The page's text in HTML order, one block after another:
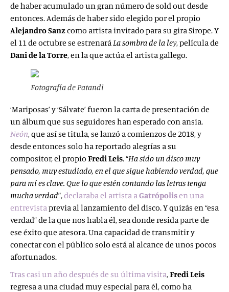
de haber acumulado un gran número de sold out desde
entonces. Además de haber sido elegido por el propio
Alejandro Sanzcomo artista invitado para su gira Sirope. Y
el 11 de octubre se estrenaráLa sombra de la ley, película de
Dani de la Torre, en la que actúa el artista gallego.
Fotografía de Patandi
‘Mariposas’ y ‘Sálvate’ fueron la carta de presentación de
un álbum que sus seguidores han esperado con ansia.
Neón, que así se titula, se lanzó a comienzos de 2018, y
desde entonces solo ha reportado alegrías a su
compositor, el propio Fredi Leis.“Ha sido un disco muy
pensado, muy estudiado, en el que sigue habiendo verdad, que
para mí es clave. Que lo que estén contando las letras tenga
mucha verdad”,declaraba el artista aGatrópolisenuna
entrevistaprevia al lanzamiento del disco. Y quizás en “esa
verdad” de la que nos habla él, sea donde resida parte de
ese éxito que atesora. Una capacidad de transmitir y
conectar con el público solo está al alcance de unos pocos
afortunados.
Tras casi un año después de su última visita,Fredi Leis
regresa a una ciudad muy especial para él, como ha